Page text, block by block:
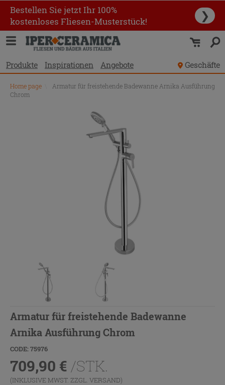
Bestellen Sie jetzt Ihr 100%
kostenloses Fliesen-Musterstück!
❯
Produkte Inspirationen Angebote Geschäfte
Home page
Armatur für freistehende Badewanne Arnika Ausführung
Chrom
Armatur für freistehende Badewanne
Arnika Ausführung Chrom
CODE: 75976
709,90 € /STK.
(INKLUSIVE MWST. ZZGL. VERSAND)